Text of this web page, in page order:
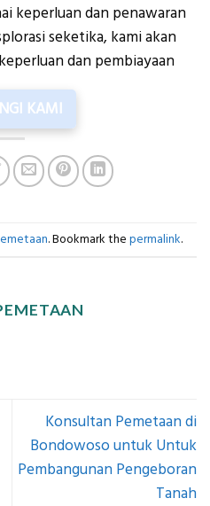
keperluan dan penawaran
seketika, kami akan
dan pembiayaan
KAMI
. Bookmark the permalink.
Konsultan Pemetaan di
Bondowoso untuk Untuk
Pembangunan Pengeboran
Tanah